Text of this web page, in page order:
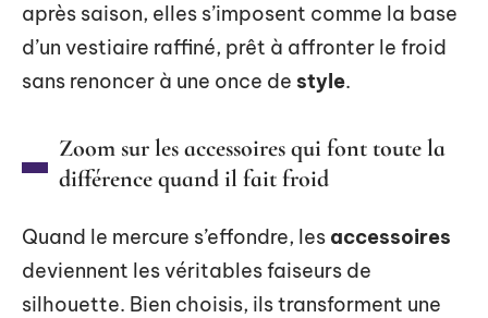
après saison, elles s’imposent comme la base
d’un vestiaire raffiné, prêt à affronter le froid
sans renoncer à une once de style.
Zoom sur les accessoires qui font toute la
différence quand il fait froid
Quand le mercure s’effondre, les accessoires
deviennent les véritables faiseurs de
silhouette. Bien choisis, ils transforment une